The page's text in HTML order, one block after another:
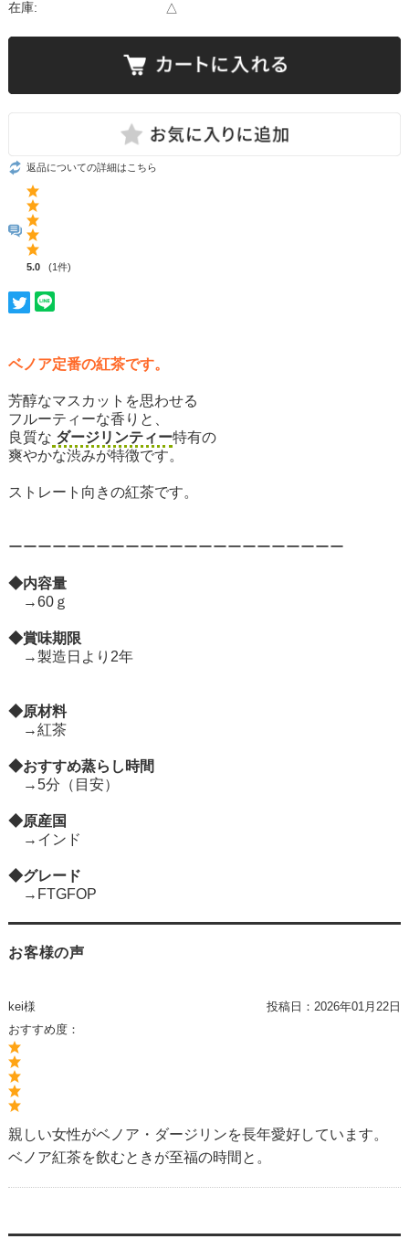
在庫: △
返品についての詳細はこちら
5.0 (1件)
ベノア定番の紅茶です。
芳醇なマスカットを思わせる
フルーティーな香りと、
良質な ダージリンティー特有の
爽やかな渋みが特徴です。
ストレート向きの紅茶です。
ーーーーーーーーーーーーーーーーーーーーーーー
◆内容量
→60ｇ
◆賞味期限
→製造日より2年
◆原材料
→紅茶
◆おすすめ蒸らし時間
→5分（目安）
◆原産国
→インド
◆グレード
→FTGFOP
お客様の声
kei様 投稿日： 2026年01月22日
おすすめ度：
親しい女性がベノア・ダージリンを長年愛好しています。
ベノア紅茶を飲むときが至福の時間と。